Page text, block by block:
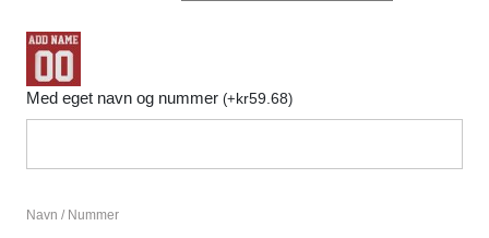
Med eget navn og nummer (+kr59.68)
Navn / Nummer